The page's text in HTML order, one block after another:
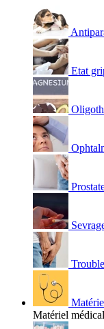
Etat
Matériel médical